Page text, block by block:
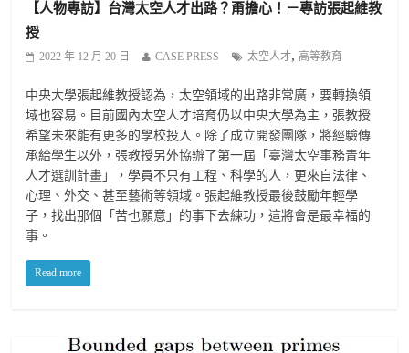
【人物專訪】台灣太空人才出路？甭擔心！－專訪張起維教
授
2022 年 12 月 20 日 CASE PRESS 太空人才,高等教育
中央大學張起維教授認為，太空領域的出路非常廣，要轉換領
域也容易。目前國內太空人才培育仍以中央大學為主，張教授
希望未來能有更多的學校投入。除了成立開發團隊，將經驗傳
承給學生以外，張教授另外協辦了第一屆「臺灣太空事務青年
人才選訓計畫」，學員不只有工程、科學的人，更來自法律、
心理、外交、甚至藝術等領域。張起維教授最後鼓勵年輕學
子，找出那個「苦也願意」的事下去練功，這將會是最幸福的
事。
Read more